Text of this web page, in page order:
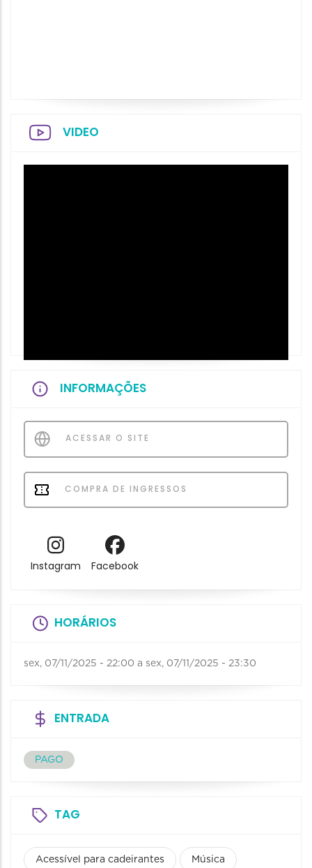
VIDEO
INFORMAÇÕES
ACESSAR O SITE
COMPRA DE INGRESSOS
Instagram Facebook
HORÁRIOS
sex, 07/11/2025 - 22:00 a sex, 07/11/2025 - 23:30
ENTRADA
PAGO
TAG
Acessível para cadeirantes Música